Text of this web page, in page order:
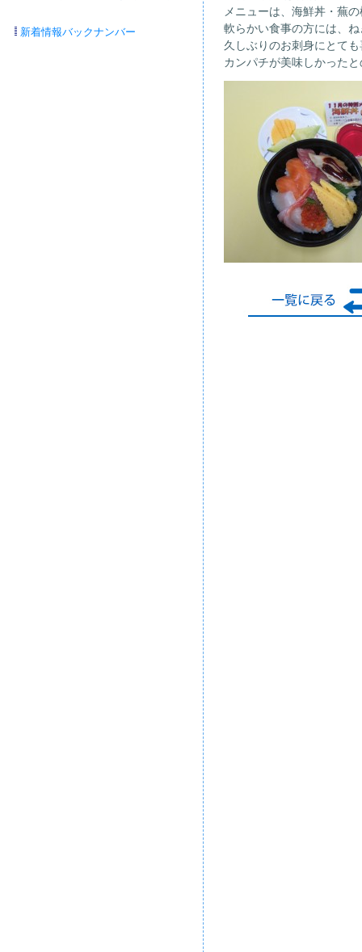
新着情報バックナンバー
メニューは、海鮮丼・蕪
軟らかい食事の方には、
久しぶりのお刺身にとて
カンパチが美味しかった